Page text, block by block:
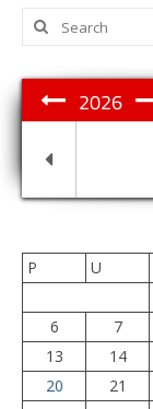
Search
for:
2026
P
U
6
7
13
14
20
21